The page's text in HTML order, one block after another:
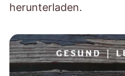
herunterladen.